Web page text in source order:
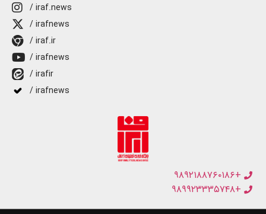
/ iraf.news
/ irafnews
/ iraf.ir
/ irafnews
/ irafir
/ irafnews
+۹۸۹۲۱۸۸۷۶۰۱۸۶
+۹۸۹۹۲۳۳۳۵۷۴۸